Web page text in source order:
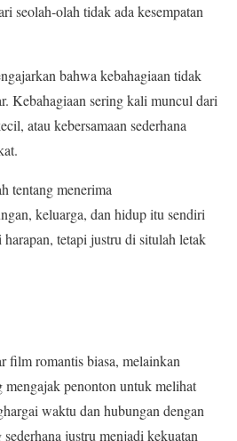
seolah-olah tidak ada kesempatan
bahwa kebahagiaan tidak
Kebahagiaan sering kali muncul dari
atau kebersamaan sederhana
tentang menerima
keluarga, dan hidup itu sendiri
tetapi justru di situlah letak
film romantis biasa, melainkan
mengajak penonton untuk melihat
waktu dan hubungan dengan
justru menjadi kekuatan